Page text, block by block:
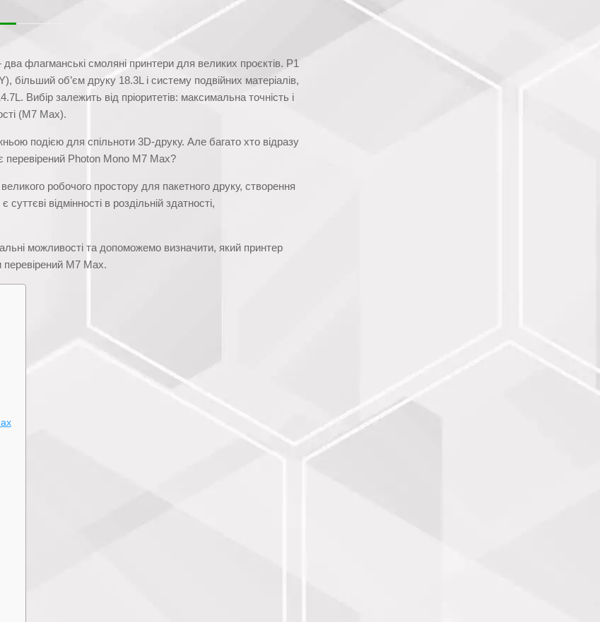
флагманські смоляні принтери для великих проєктів. P1
більший об’єм друку 18.3L і систему подвійних матеріалів,
Вибір залежить від пріоритетів: максимальна точність і
(M7 Max).
подією для спільноти 3D-друку. Але багато хто відразу
Photon Mono M7 Max?
робочого простору для пакетного друку, створення
відмінності в роздільній здатності,
можливості та допоможемо визначити, який принтер
M7 Max.